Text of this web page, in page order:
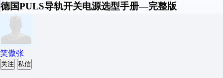
德国PULS导轨开关电源选型手册—完整版
笑傲张
关注 私信